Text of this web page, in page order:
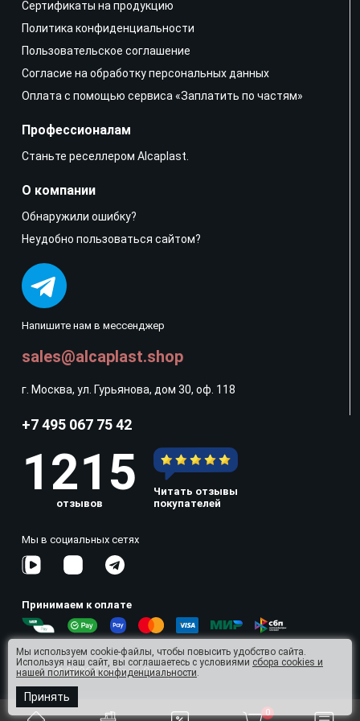
0
Напишите нам в мессенджер
sales@alcaplast.shop
г. Москва, ул. Гурьянова, дом 30, оф. 118
Сертификаты на продукцию
Политика конфиденциальности
Пользовательское соглашение
Согласие на обработку персональных данных
Оплата с помощью сервиса «Заплатить по частям»
Профессионалам
Станьте реселлером Alcaplast.
О компании
Обнаружили ошибку?
Неудобно пользоваться сайтом?
+7 495 067 75 42
1215
отзывов
Читать отзывы
покупателей
Мы в социальных сетях
Принимаем к оплате
© 2026 Omnisan Group
Мы используем cookie-файлы, чтобы повысить удобство сайта.
Используя наш сайт, вы соглашаетесь с условиями сбора cookies и
нашей политикой конфиденциальности.
Принять